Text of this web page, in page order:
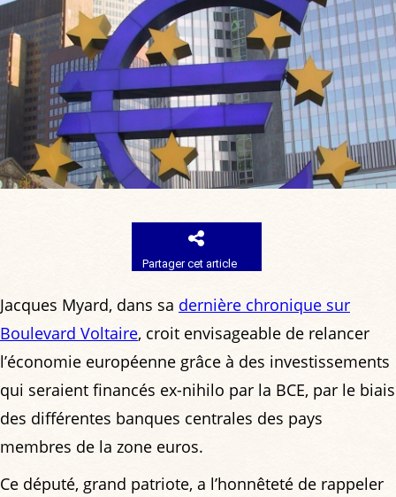
Partager cet article
Jacques Myard, dans sa dernière chronique sur
Boulevard Voltaire, croit envisageable de relancer
l’économie européenne grâce à des investissements
qui seraient financés ex-nihilo par la BCE, par le biais
des différentes banques centrales des pays
membres de la zone euros.
Ce député, grand patriote, a l’honnêteté de rappeler